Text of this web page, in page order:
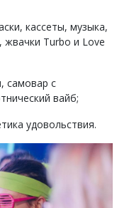
кассеты, музыка,
Turbo и Love
самовар с
вайб;
удовольствия.